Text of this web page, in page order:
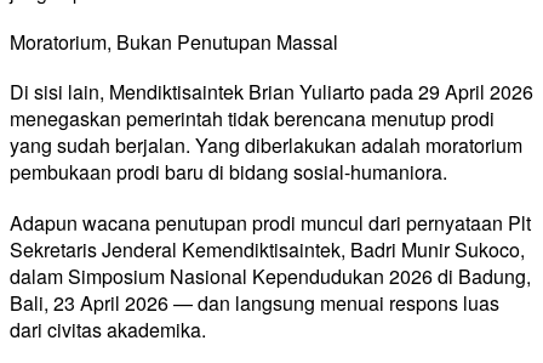
Moratorium, Bukan Penutupan Massal
Di sisi lain, Mendiktisaintek Brian Yuliarto pada 29 April 2026
menegaskan pemerintah tidak berencana menutup prodi
yang sudah berjalan. Yang diberlakukan adalah moratorium
pembukaan prodi baru di bidang sosial-humaniora.
Adapun wacana penutupan prodi muncul dari pernyataan Plt
Sekretaris Jenderal Kemendiktisaintek, Badri Munir Sukoco,
dalam Simposium Nasional Kependudukan 2026 di Badung,
Bali, 23 April 2026 — dan langsung menuai respons luas
dari civitas akademika.